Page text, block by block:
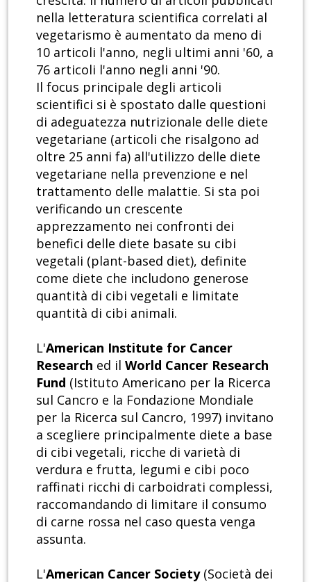
nella letteratura scientifica correlati al
vegetarismo è aumentato da meno di
10 articoli l'anno, negli ultimi anni '60, a
76 articoli l'anno negli anni '90.
Il focus principale degli articoli
scientifici si è spostato dalle questioni
di adeguatezza nutrizionale delle diete
vegetariane (articoli che risalgono ad
oltre 25 anni fa) all'utilizzo delle diete
vegetariane nella prevenzione e nel
trattamento delle malattie. Si sta poi
verificando un crescente
apprezzamento nei confronti dei
benefici delle diete basate su cibi
vegetali (plant-based diet), definite
come diete che includono generose
quantità di cibi vegetali e limitate
quantità di cibi animali.
L'American Institute for Cancer
Research ed il World Cancer Research
Fund (Istituto Americano per la Ricerca
sul Cancro e la Fondazione Mondiale
per la Ricerca sul Cancro, 1997) invitano
a scegliere principalmente diete a base
di cibi vegetali, ricche di varietà di
verdura e frutta, legumi e cibi poco
raffinati ricchi di carboidrati complessi,
raccomandando di limitare il consumo
di carne rossa nel caso questa venga
assunta.
L'American Cancer Society(Società dei